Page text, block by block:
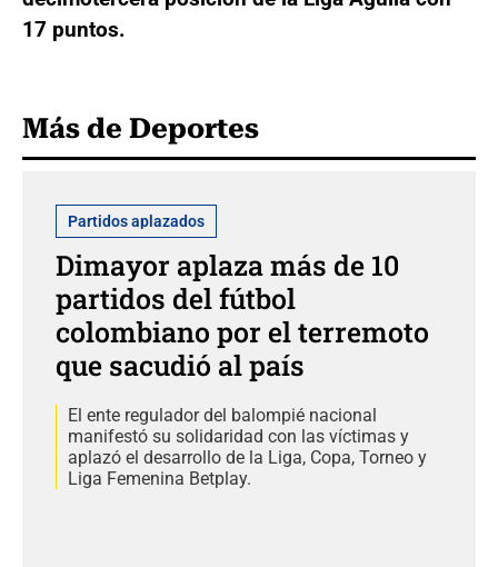
17 puntos.
Más de Deportes
Partidos aplazados
Dimayor aplaza más de 10
partidos del fútbol
colombiano por el terremoto
que sacudió al país
El ente regulador del balompié nacional
manifestó su solidaridad con las víctimas y
aplazó el desarrollo de la Liga, Copa, Torneo y
Liga Femenina Betplay.